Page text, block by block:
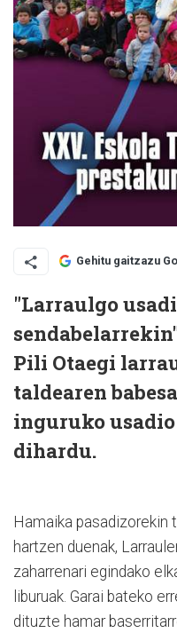
Gehitu gaitzazu
"Larraulgo
Pili Otaegi
taldearen
inguruko
dihardu.
Hamaika pasadizorekin
hartzen duenak,
zaharrenari egindako
liburuak. Garai bateko
dituzte hamar